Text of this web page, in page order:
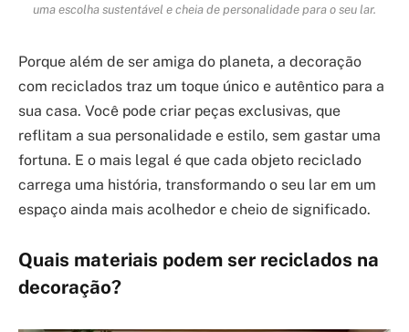
uma escolha sustentável e cheia de personalidade para o seu lar.
Porque além de ser amiga do planeta, a decoração
com reciclados traz um toque único e autêntico para a
sua casa. Você pode criar peças exclusivas, que
reflitam a sua personalidade e estilo, sem gastar uma
fortuna. E o mais legal é que cada objeto reciclado
carrega uma história, transformando o seu lar em um
espaço ainda mais acolhedor e cheio de significado.
Quais materiais podem ser reciclados na
decoração?